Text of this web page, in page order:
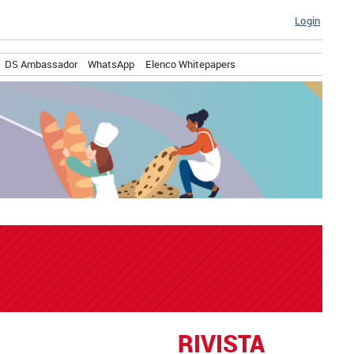
Login
DS Ambassador WhatsApp Elenco Whitepapers
RIVISTA